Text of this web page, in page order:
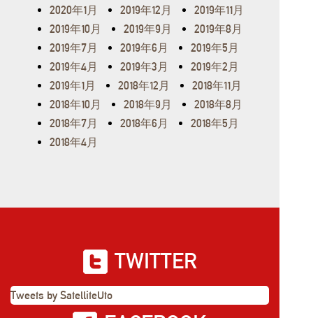
2020年1月
2019年12月
2019年11月
2019年10月
2019年9月
2019年8月
2019年7月
2019年6月
2019年5月
2019年4月
2019年3月
2019年2月
2019年1月
2018年12月
2018年11月
2018年10月
2018年9月
2018年8月
2018年7月
2018年6月
2018年5月
2018年4月
TWITTER
Tweets by SatelliteUto